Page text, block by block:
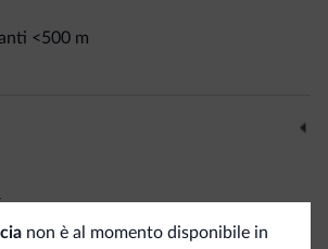
<500 m
non è al momento disponibile in